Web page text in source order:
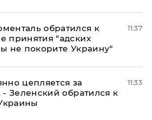
обратился к
принятия "адских
не покорите Украину"
11:37
цепляется за
- Зеленский обратился к
11:33